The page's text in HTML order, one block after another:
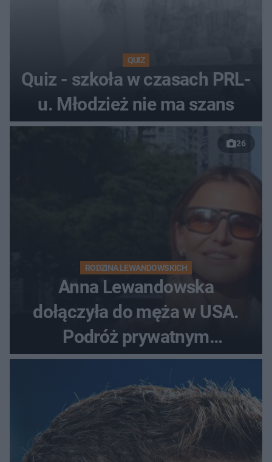
QUIZ
Quiz - szkoła w czasach PRL-
u. Młodzież nie ma szans
26
RODZINA LEWANDOWSKICH
Anna Lewandowska
dołączyła do męża w USA.
Podróż prywatnym
odrzutowcem to dopiero
początek!